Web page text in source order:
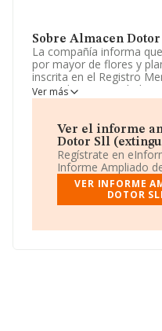
Sobre Almacen
La compañía informa
por mayor de flores y
inscrita en el Registro
Limitada. Su actividad
de flores y plantas' con
Ha contado con el
atendiendo a los datos
número de empleados
debajo de la media de
Su correo es
La empresa española
Ver más
Ver el informe
Dotor Sll
Regístrate en
Informe Ampliado
VER INFORME
DOTOR